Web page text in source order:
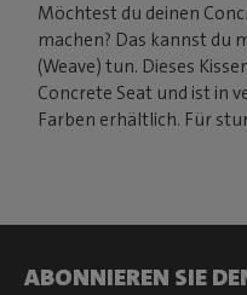
Möchtest du deinen
machen? Das kannst du
(Weave) tun. Dieses
Concrete Seat und ist in
Farben erhältlich. Für
ABONNIEREN SIE